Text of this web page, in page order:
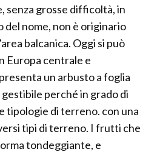
senza grosse difficoltà, in
nome, non è originario
balcanica. Oggi si può
Europa centrale e
un arbusto a foglia
perché in grado di
tipologie di terreno. con una
tipi di terreno. I frutti che
tondeggiante, e